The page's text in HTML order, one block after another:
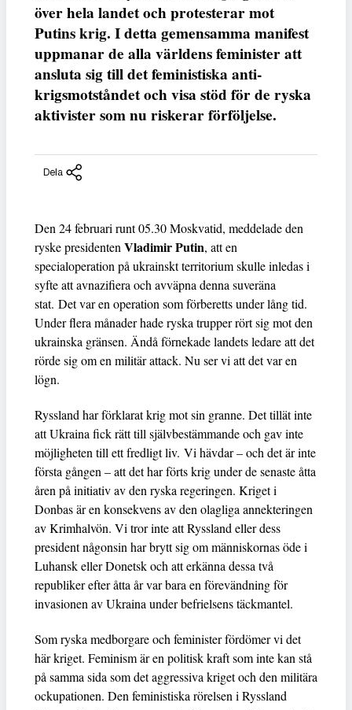
över hela landet och protesterar mot
Putins krig. I detta gemensamma manifest
uppmanar de alla världens feminister att
ansluta sig till det feministiska anti-
krigsmotståndet och visa stöd för de ryska
aktivister som nu riskerar förföljelse.
Dela
Den 24 februari runt 05.30 Moskvatid, meddelade den
ryske presidentenVladimir Putin, att en
specialoperation på ukrainskt territorium skulle inledas i
syfte att avnazifiera och avväpna denna suveräna
stat. Det var en operation som förberetts under lång tid.
Under flera månader hade ryska trupper rört sig mot den
ukrainska gränsen. Ändå förnekade landets ledare att det
rörde sig om en militär attack. Nu ser vi att det var en
lögn.
Ryssland har förklarat krig mot sin granne. Det tillät inte
att Ukraina fick rätt till självbestämmande och gav inte
möjligheten till ett fredligt liv. Vi hävdar – och det är inte
första gången – att det har förts krig under de senaste åtta
åren på initiativ av den ryska regeringen. Kriget i
Donbas är en konsekvens av den olagliga annekteringen
av Krimhalvön. Vi tror inte att Ryssland eller dess
president någonsin har brytt sig om människornas öde i
Luhansk eller Donetsk och att erkänna dessa två
republiker efter åtta år var bara en förevändning för
invasionen av Ukraina under befrielsens täckmantel.
Som ryska medborgare och feminister fördömer vi det
här kriget. Feminism är en politisk kraft som inte kan stå
på samma sida som det aggressiva kriget och den militära
ockupationen. Den feministiska rörelsen i Ryssland